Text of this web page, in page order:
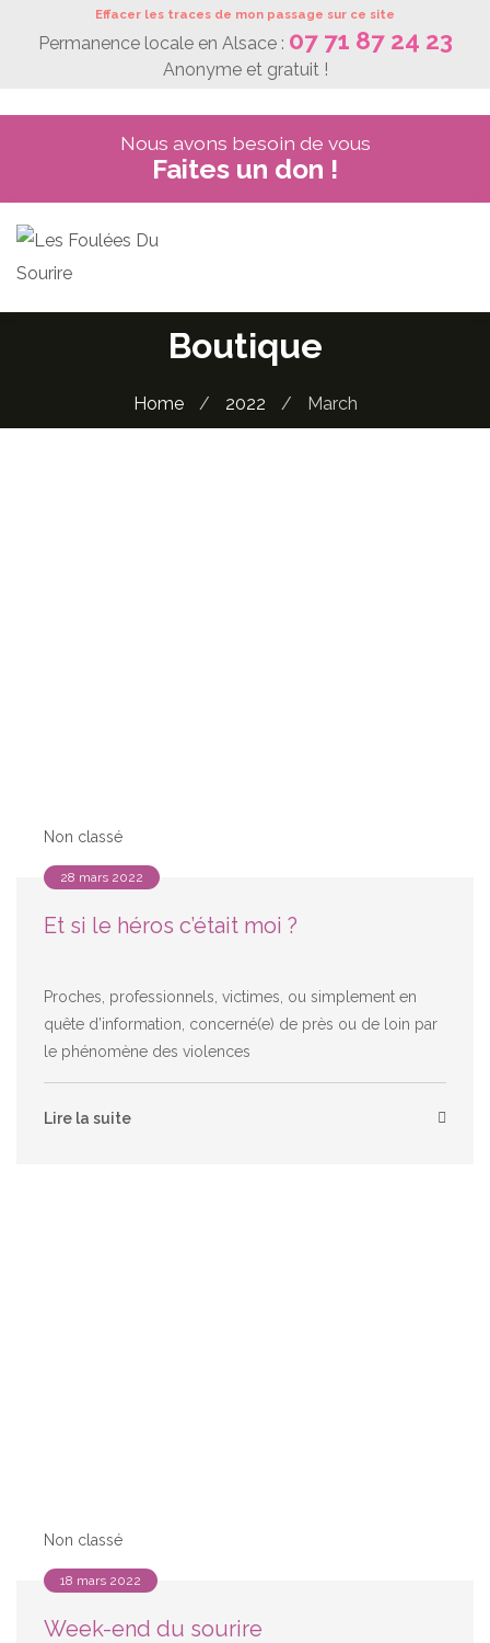
Effacer les traces de mon passage sur ce site
Permanence locale en Alsace : 07 71 87 24 23
Anonyme et gratuit !
Nous avons besoin de vous
Faites un don !
Boutique
Home / 2022 / March
Non classé
28 mars 2022
Et si le héros c’était moi ?
Proches, professionnels, victimes, ou simplement en
quête d’information, concerné(e) de près ou de loin par
le phénomène des violences
Lire la suite
Non classé
18 mars 2022
Week-end du sourire